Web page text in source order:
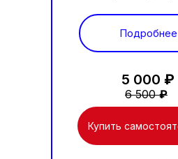
Купить
5 000 ₽
6 500₽
Подробнее